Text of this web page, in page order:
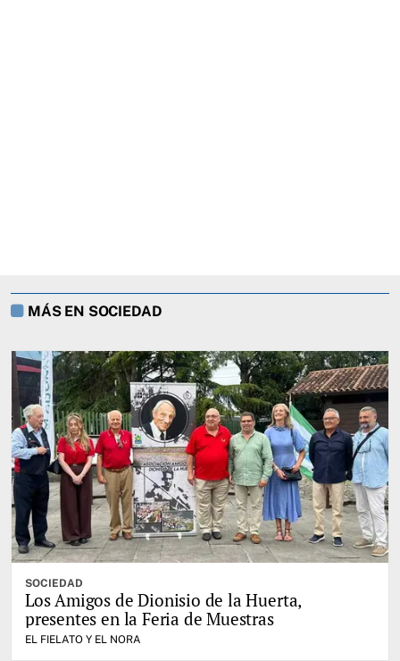
MÁS EN SOCIEDAD
SOCIEDAD
Los Amigos de Dionisio de la Huerta,
presentes en la Feria de Muestras
EL FIELATO Y EL NORA